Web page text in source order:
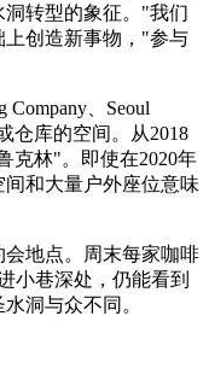
转型的象征。"我们
上创造新事物，"参与
Company、Seoul
仓库的空间。从2018
克林"。即使在2020年
和大量户外座位意味
会地点。周末每家咖啡
小巷深处，仍能看到
洞与众不同。